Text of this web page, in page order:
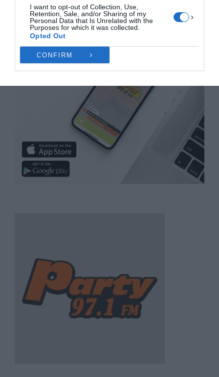
I want to opt-out of Collection, Use,
Retention, Sale, and/or Sharing of my
Personal Data that Is Unrelated with the
Purposes for which it was collected.
Opted Out
CONFIRM